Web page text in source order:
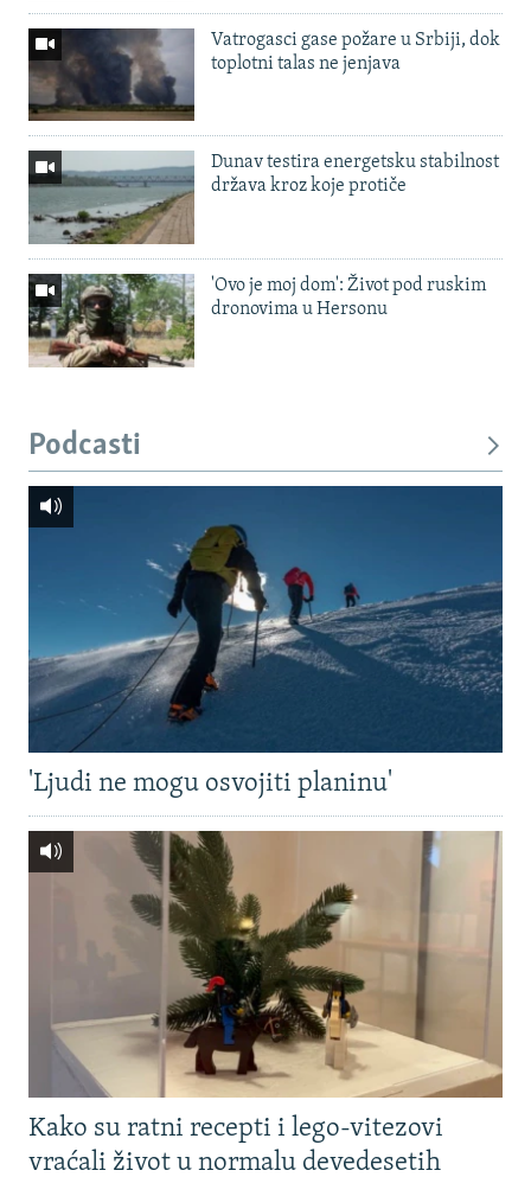
Vatrogasci gase požare u Srbiji, dok
toplotni talas ne jenjava
Dunav testira energetsku stabilnost
država kroz koje protiče
'Ovo je moj dom': Život pod ruskim
dronovima u Hersonu
Podcasti
'Ljudi ne mogu osvojiti planinu'
Kako su ratni recepti i lego-vitezovi
vraćali život u normalu devedesetih